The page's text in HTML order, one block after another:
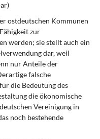
ostdeutschen Kommunen
zur
werden; sie stellt auch ein
dar, weil
nur Anteile der
falsche
die Bedeutung des
die ökonomische
Vereinigung in
noch bestehende